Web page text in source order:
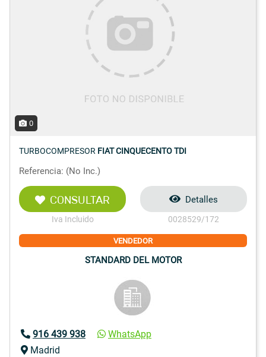
0
TURBOCOMPRESOR FIAT CINQUECENTO TDI
Referencia: (No Inc.)
CONSULTAR
Iva Incluido
Detalles
0028529/172
VENDEDOR
STANDARD DEL MOTOR
916 439 938
WhatsApp
Madrid